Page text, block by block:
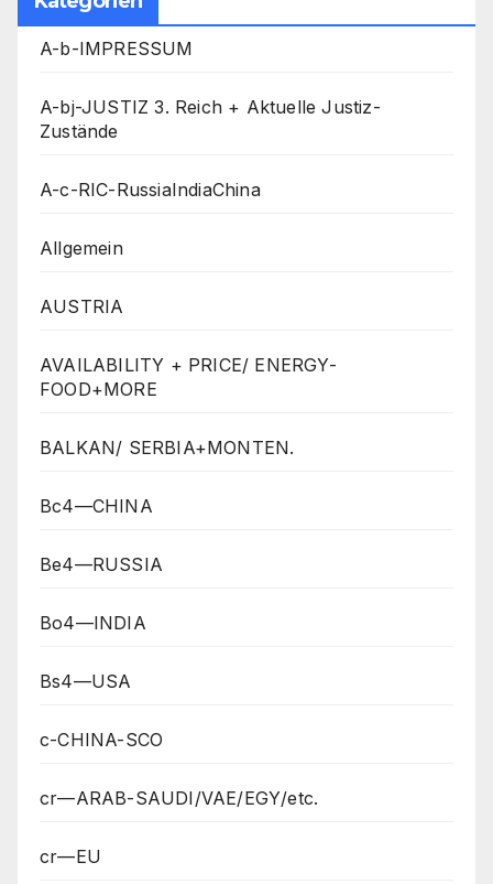
A-b-IMPRESSUM
A-bj-JUSTIZ 3. Reich + Aktuelle Justiz-
Zustände
A-c-RIC-RussiaIndiaChina
Allgemein
AUSTRIA
AVAILABILITY + PRICE/ ENERGY-
FOOD+MORE
BALKAN/ SERBIA+MONTEN.
Bc4—CHINA
Be4—RUSSIA
Bo4—INDIA
Bs4—USA
c-CHINA-SCO
cr—ARAB-SAUDI/VAE/EGY/etc.
cr—EU